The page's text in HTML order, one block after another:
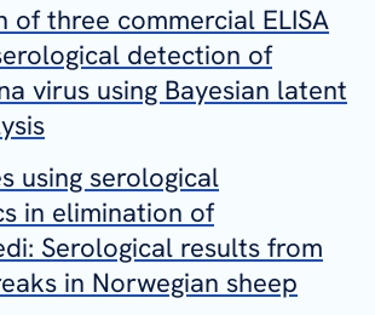
of three commercial ELISA
detection of
virus using Bayesian latent
using serological
in elimination of
Serological results from
in Norwegian sheep